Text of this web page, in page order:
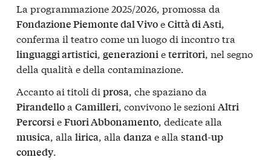
La programmazione 2025/2026, promossa da
Fondazione Piemonte dal VivoeCittà di Asti,
conferma il teatro come un luogo di incontro tra
linguaggi artistici, generazionieterritori, nel segno
della qualità e della contaminazione.
Accanto ai titoli di prosa, che spaziano da
Pirandelloa Camilleri, convivono le sezioni Altri
PercorsieFuori Abbonamento, dedicate alla
musica, alla lirica, alla danzae alla stand-up
comedy.